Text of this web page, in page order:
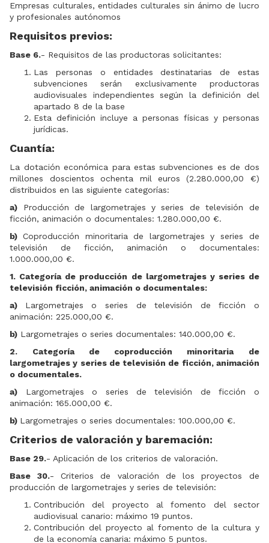
Empresas culturales, entidades culturales sin ánimo de lucro
y profesionales autónomos
Requisitos previos:
Base 6.- Requisitos de las productoras solicitantes:
Las personas o entidades destinatarias de estas
subvenciones serán exclusivamente productoras
audiovisuales independientes según la definición del
apartado 8 de la base
Esta definición incluye a personas físicas y personas
jurídicas.
Cuantía:
La dotación económica para estas subvenciones es de dos
millones doscientos ochenta mil euros (2.280.000,00 €)
distribuidos en las siguiente categorías:
a) Producción de largometrajes y series de televisión de
ficción, animación o documentales: 1.280.000,00 €.
b) Coproducción minoritaria de largometrajes y series de
televisión de ficción, animación o documentales:
1.000.000,00 €.
1. Categoría de producción de largometrajes y series de
televisión ficción, animación o documentales:
a) Largometrajes o series de televisión de ficción o
animación: 225.000,00 €.
b) Largometrajes o series documentales: 140.000,00 €.
2. Categoría de coproducción minoritaria de
largometrajes y series de televisión de ficción, animación
o documentales.
a) Largometrajes o series de televisión de ficción o
animación: 165.000,00 €.
b) Largometrajes o series documentales: 100.000,00 €.
Criterios de valoración y baremación:
Base 29.- Aplicación de los criterios de valoración.
Base 30.- Criterios de valoración de los proyectos de
producción de largometrajes y series de televisión:
Contribución del proyecto al fomento del sector
audiovisual canario: máximo 19 puntos.
Contribución del proyecto al fomento de la cultura y
de la economía canaria: máximo 5 puntos.